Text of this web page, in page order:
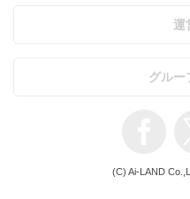
運
グルー
(C) Ai-LAND